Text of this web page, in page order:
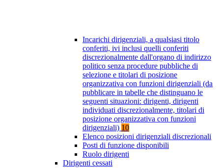
Incarichi dirigenziali, a qualsiasi titolo
conferiti, ivi inclusi quelli conferiti
discrezionalmente dall'organo di indirizzo
politico senza procedure pubbliche di
selezione e titolari di posizione
organizzativa con funzioni dirigenziali (da
pubblicare in tabelle che distinguano le
seguenti situazioni: dirigenti, dirigenti
individuati discrezionalmente, titolari di
posizione organizzativa con funzioni
dirigenziali) 10
Elenco posizioni dirigenziali discrezionali
Posti di funzione disponibili
Ruolo dirigenti
Dirigenti cessati